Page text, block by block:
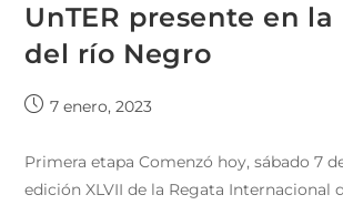
UnTER presente en la
del río Negro
7 enero, 2023
Primera etapa Comenzó hoy, sábado 7
edición XLVII de la Regata Internacional